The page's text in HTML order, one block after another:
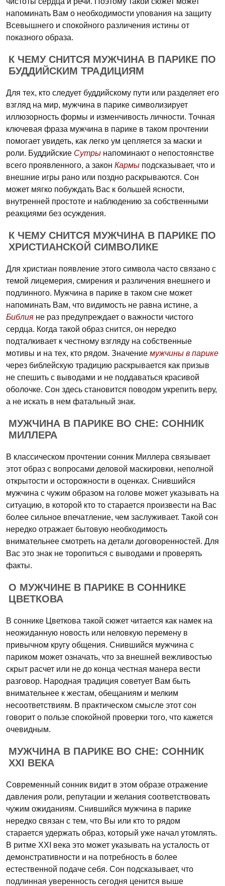
напоминать Вам о необходимости упования на защиту
Всевышнего и спокойного различения истины от
показного образа.
К ЧЕМУ СНИТСЯ МУЖЧИНА В ПАРИКЕ ПО
БУДДИЙСКИМ ТРАДИЦИЯМ
Для тех, кто следует буддийскому пути или разделяет его
взгляд на мир, мужчина в парике символизирует
иллюзорность формы и изменчивость личности. Точная
ключевая фраза мужчина в парике в таком прочтении
помогает увидеть, как легко ум цепляется за маски и
роли. Буддийские Сутры напоминают о непостоянстве
всего проявленного, а закон Кармы подсказывает, что и
внешние игры рано или поздно раскрываются. Сон
может мягко побуждать Вас к большей ясности,
внутренней простоте и наблюдению за собственными
реакциями без осуждения.
К ЧЕМУ СНИТСЯ МУЖЧИНА В ПАРИКЕ ПО
ХРИСТИАНСКОЙ СИМВОЛИКЕ
Для христиан появление этого символа часто связано с
темой лицемерия, смирения и различения внешнего и
подлинного. Мужчина в парике в таком сне может
напоминать Вам, что видимость не равна истине, а
Библия не раз предупреждает о важности чистого
сердца. Когда такой образ снится, он нередко
подталкивает к честному взгляду на собственные
мотивы и на тех, кто рядом. Значение мужчины в парике
через библейскую традицию раскрывается как призыв
не спешить с выводами и не поддаваться красивой
оболочке. Сон здесь становится поводом укрепить веру,
а не искать в нем фатальный знак.
МУЖЧИНА В ПАРИКЕ ВО СНЕ: СОННИК
МИЛЛЕРА
В классическом прочтении сонник Миллера связывает
этот образ с вопросами деловой маскировки, неполной
открытости и осторожности в оценках. Снившийся
мужчина с чужим образом на голове может указывать на
ситуацию, в которой кто то старается произвести на Вас
более сильное впечатление, чем заслуживает. Такой сон
нередко отражает бытовую необходимость
внимательнее смотреть на детали договоренностей. Для
Вас это знак не торопиться с выводами и проверять
факты.
О МУЖЧИНЕ В ПАРИКЕ В СОННИКЕ
ЦВЕТКОВА
В соннике Цветкова такой сюжет читается как намек на
неожиданную новость или неловкую перемену в
привычном кругу общения. Снившийся мужчина с
париком может означать, что за внешней вежливостью
скрыт расчет или не до конца честная манера вести
разговор. Народная традиция советует Вам быть
внимательнее к жестам, обещаниям и мелким
несоответствиям. В практическом смысле этот сон
говорит о пользе спокойной проверки того, что кажется
очевидным.
МУЖЧИНА В ПАРИКЕ ВО СНЕ: СОННИК
XXI ВЕКА
Современный сонник видит в этом образе отражение
давления роли, репутации и желания соответствовать
чужим ожиданиям. Снившийся мужчина в парике
нередко связан с тем, что Вы или кто то рядом
старается удержать образ, который уже начал утомлять.
В ритме XXI века это может указывать на усталость от
демонстративности и на потребность в более
естественной подаче себя. Сон подсказывает, что
подлинная уверенность сегодня ценится выше